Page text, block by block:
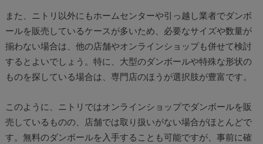
また、ニトリ以外にもホームセンターや引っ越し業者でダンボ
ールを販売しているケースが多いため、必要なサイズや数量が
揃わない場合は、他の店舗やオンラインショップも併せて検討
するとよいでしょう。特に、大型のダンボールや特殊な形状の
ものを探している場合は、専門店のほうが選択肢が豊富です。
このように、ニトリではオンラインショップでダンボールを販
売しているものの、店舗では取り扱いがない場合がほとんどで
す。無料のダンボールを入手することも可能ですが、事前に確